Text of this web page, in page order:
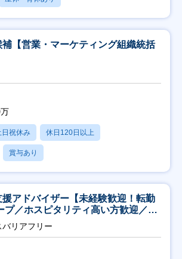
【営業・マーケティング組織統括
日祝休み 休日120日以上
賞与あり
援アドバイザー【未経験歓迎！転勤
プ／ホスピタリティ高い方歓迎／土
リアフリー